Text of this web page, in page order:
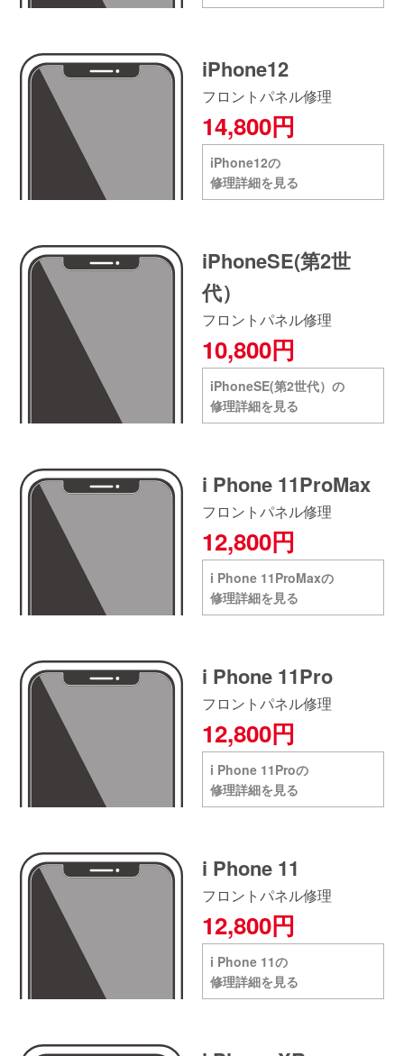
iPhone12
フロントパネル修理
14,800円
iPhone12の
修理詳細を見る
iPhoneSE(第2世
代）
フロントパネル修理
10,800円
iPhoneSE(第2世代）の
修理詳細を見る
i Phone 11ProMax
フロントパネル修理
12,800円
i Phone 11ProMaxの
修理詳細を見る
i Phone 11Pro
フロントパネル修理
12,800円
i Phone 11Proの
修理詳細を見る
i Phone 11
フロントパネル修理
12,800円
i Phone 11の
修理詳細を見る